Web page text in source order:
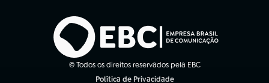
© Todos os direitos reservados pela EBC
Política de Privacidade